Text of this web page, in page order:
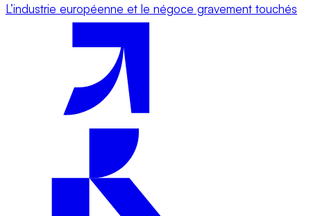
L’industrie européenne et le négoce gravement touchés